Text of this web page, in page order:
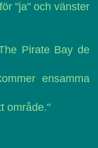
"ja" och vänster
Pirate Bay de
ensamma
område."